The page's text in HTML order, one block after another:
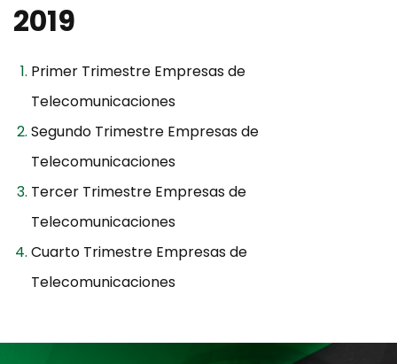
2019
Primer Trimestre Empresas de
Telecomunicaciones
Segundo Trimestre Empresas de
Telecomunicaciones
Tercer Trimestre Empresas de
Telecomunicaciones
Cuarto Trimestre Empresas de
Telecomunicaciones